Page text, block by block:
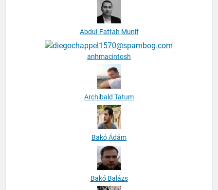
Abdul-Fattah Munif
anhmacintosh
Archibald Tatum
Bakó Ádám
Bakó Balázs